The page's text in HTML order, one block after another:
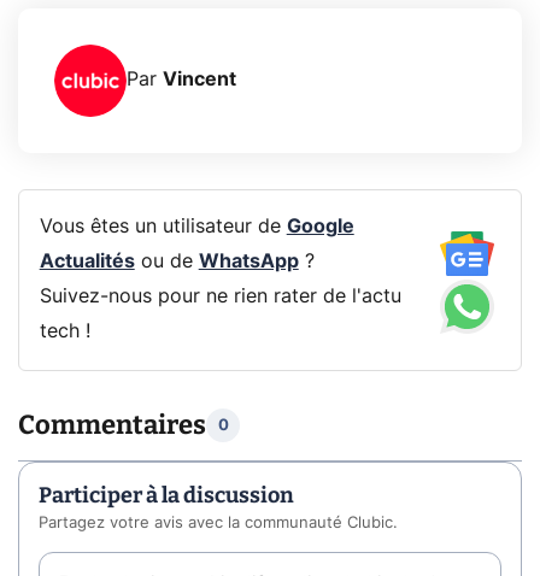
Par Vincent
Vous êtes un utilisateur de Google
Actualitésou de WhatsApp?
Suivez-nous pour ne rien rater de l'actu
tech !
Commentaires 0
Participer à la discussion
Partagez votre avis avec la communauté Clubic.